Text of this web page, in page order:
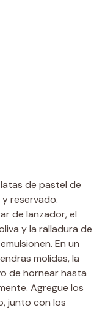
de pastel de
reservado.
de lanzador, el
y la ralladura de
En un
molidas, la
de hornear hasta
Agregue los
junto con los